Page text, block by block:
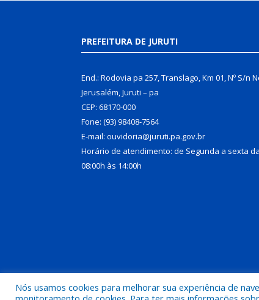
PREFEITURA DE JURUTI
End.: Rodovia pa 257, Translago, Km 01, Nº S/n
Jerusalém, Juruti – pa
CEP: 68170-000
Fone: (93) 98408-7564
E-mail: ouvidoria@juruti.pa.gov.br
Horário de atendimento: de Segunda a sexta
08:00h às 14:00h
Todos os direitos reservados a Prefeitura
Nós usamos cookies para melhorar sua experiência de